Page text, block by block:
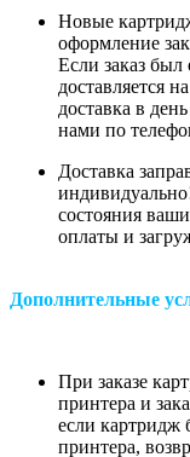
Новые
оформление
Если заказ был
доставляется
доставка в
нами по
Доставка
состояния
оплаты и
Дополнительные
При заказе
принтера и
если
принтера,